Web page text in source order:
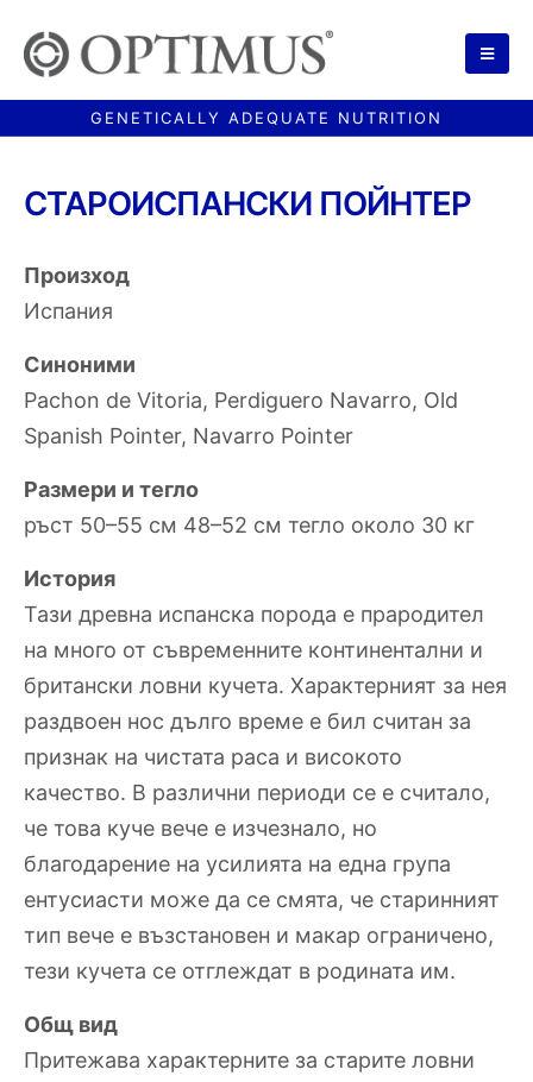
СТАРОИСПАНСКИ ПОЙНТЕР
Произход
Испания
Синоними
Pachon de Vitoria, Perdiguero Navarro, Old
Spanish Pointer, Navarro Pointer
Размери и тегло
ръст 50–55 см 48–52 см тегло около 30 кг
История
Тази древна испанска порода е прародител
на много от съвременните континентални и
британски ловни кучета. Характерният за нея
раздвоен нос дълго време е бил считан за
признак на чистата раса и високото
качество. В различни периоди се е считало,
че това куче вече е изчезнало, но
благодарение на усилията на една група
ентусиасти може да се смята, че старинният
тип вече е възстановен и макар ограничено,
тези кучета се отглеждат в родината им.
Общ вид
Притежава характерните за старите ловни